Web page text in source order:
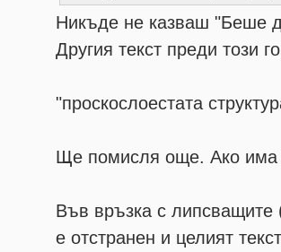
Никъде не казваш "Беше
Другия текст преди този
"проскослоестата
Ще помисля още. Ако има
Във връзка с липсващите
е отстранен и целият